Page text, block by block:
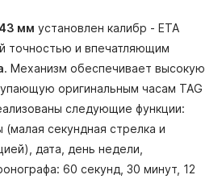
мм установлен калибр - ETA
точностью и впечатляющим
. Механизм обеспечивает высокую
оригинальным часам TAG
следующие функции:
секундная стрелка и
дата, день недели,
60 секунд, 30 минут, 12